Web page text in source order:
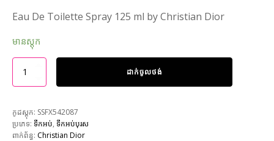
Eau De Toilette Spray 125 ml by Christian Dior
មានស្តុក
ដាក់ចូលថង់
កូដស្តុក: SSFX542087
ប្រភេទ: ទឹកអប់, ទឹកអប់បុរស
ពាក់ព័ន្ធ: Christian Dior